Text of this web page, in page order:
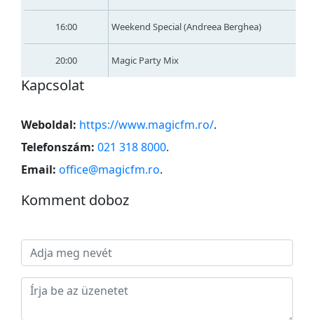
16:00 Weekend Special (Andreea Berghea)
20:00 Magic Party Mix
Kapcsolat
Weboldal: https://www.magicfm.ro/.
Telefonszám: 021 318 8000.
Email: office@magicfm.ro.
Komment doboz